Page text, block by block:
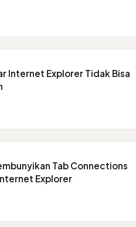
Internet Explorer Tidak Bisa
Tab Connections
Explorer